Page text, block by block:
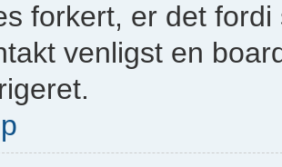
forkert, er det
venligst en